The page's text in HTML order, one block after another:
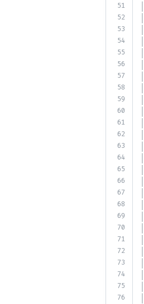
51
52
53
54
55
56
57
58
59
60
61
62
63
64
65
66
67
68
69
70
71
72
73
74
75
76